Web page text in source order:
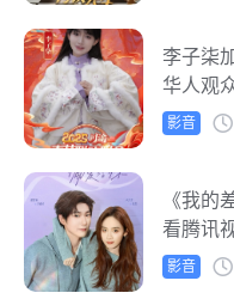
李子柒
华人观
影音
《我的
看腾讯
影音